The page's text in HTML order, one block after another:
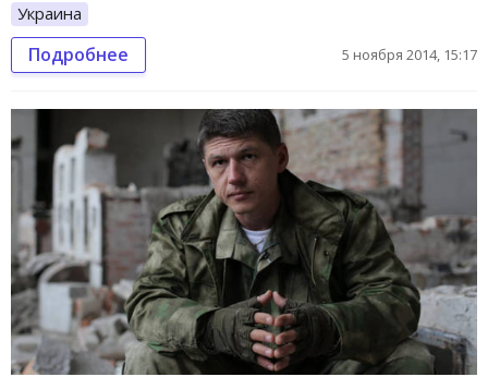
Украина
Подробнее 5 ноября 2014, 15:17